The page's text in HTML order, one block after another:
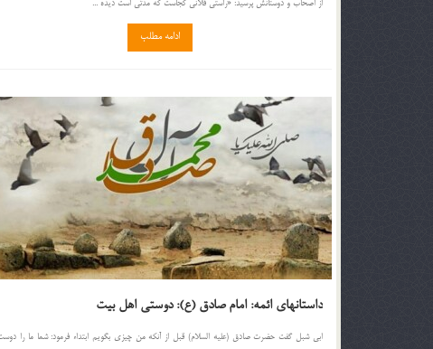
از اصحاب و دوستانش پرسید: «راستی فلانی كجاست كه مدتی است دیده ...
ادامه مطلب
داستانهای ائمه: امام صادق (ع): دوستی اهل بیت
ابى شبل گفت حضرت صادق (عليه السلام) قبل از آنكه من چيزى بگويم ابتداء فرمود: شما ما را